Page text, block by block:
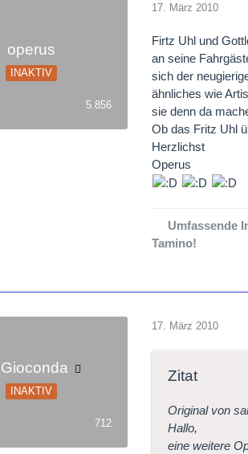
operus
INAKTIV
5.856
17. März 2010
Firtz Uhl und
an seine
sich der
ähnliches wie
sie denn da
Ob das Fritz Uhl
Herzlichst
Operus
Umfassende
Tamino!
INAKTIV
712
17. März 2010
Zitat
Original von
Hallo,
eine weitere